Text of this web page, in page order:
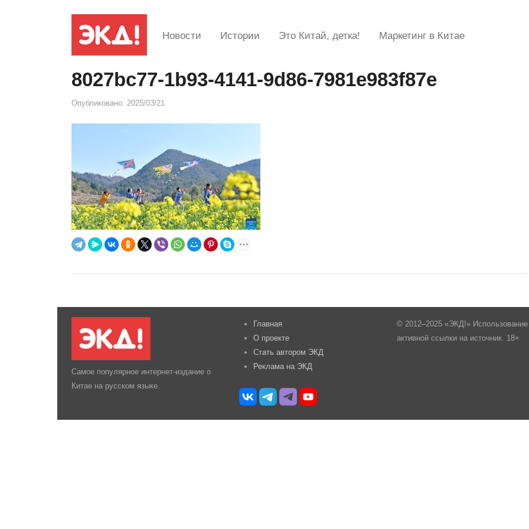
Новости Истории Это Китай, детка! Маркетинг в Китае
8027bc77-1b93-4141-9d86-7981e983f87e
Опубликовано: 2025/03/21
Самое популярное интернет-издание о
Китае на русском языке.
Главная
О проекте
Стать автором ЭКД
Реклама на ЭКД
© 2012–2025 «ЭКД!»
активной ссылки на источник. 18+